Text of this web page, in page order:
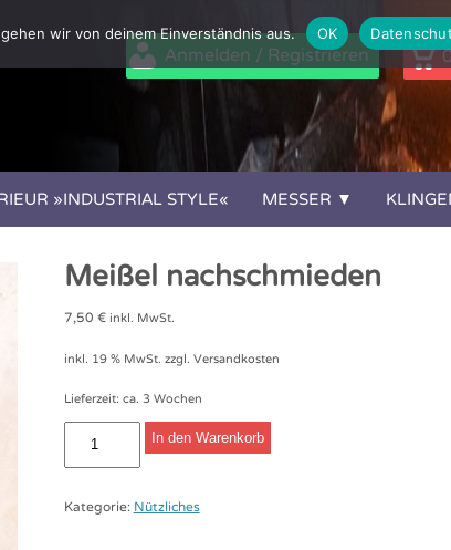
Anmelden / Registrieren
»INDUSTRIAL STYLE« MESSER
Meißel nachschmieden
7,50 € inkl. MwSt.
inkl. 19 % MwSt. zzgl. Versandkosten
Lieferzeit: ca. 3 Wochen
nachschmieden
In den Warenkorb
Kategorie: Nützliches
wir von deinem Einverständnis aus. OK